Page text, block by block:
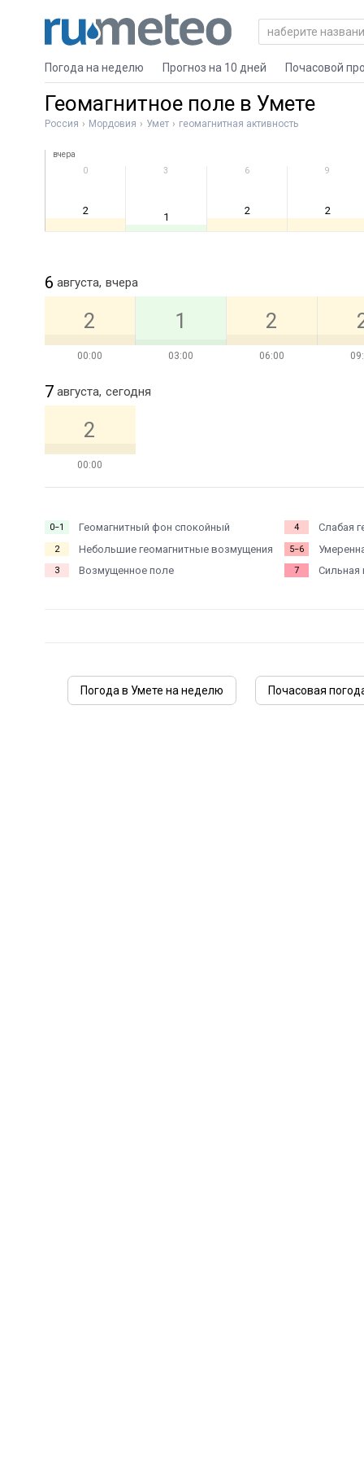
Погода на неделю Прогноз на 10 дней Почасовой
Геомагнитное поле в Умете
Россия Мордовия Умет геомагнитная активность
вчера
0
2
3
1
6
2
9
2
6 августа, вчера
00:00
2
03:00
1
06:00
2
7 августа, сегодня
00:00
2
0−1 Геомагнитный фон спокойный
2 Небольшие геомагнитные возмущения
3 Возмущенное поле
4 Слабая
5−6
7 Сильная
Погода в Умете на неделю Почасовая